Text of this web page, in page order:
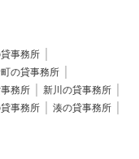
事務所
の貸事務所
務所
新川の貸事務所
事務所
湊の貸事務所